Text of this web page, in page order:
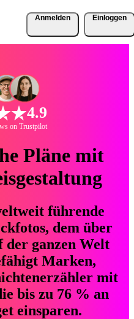
Anmelden Einloggen
4.9
on Trustpilot
Pläne mit
führende
dem über
der ganzen Welt
Marken,
mit
bis zu 76 % an
einsparen.